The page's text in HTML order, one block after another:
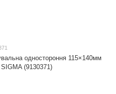
одностороння 115×140мм
(9130371)